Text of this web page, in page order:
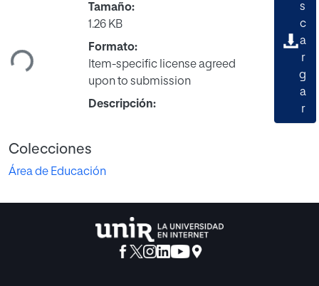
Cargando...
Tamaño:
1.26 KB
Formato:
Item-specific license agreed
upon to submission
Descripción:
s
c
a
r
g
a
r
Colecciones
Área de Educación